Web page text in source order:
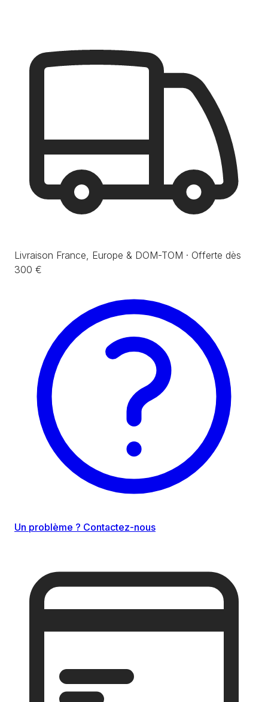
Livraison France, Europe & DOM-TOM · Offerte dès
300 €
Un problème ? Contactez-nous